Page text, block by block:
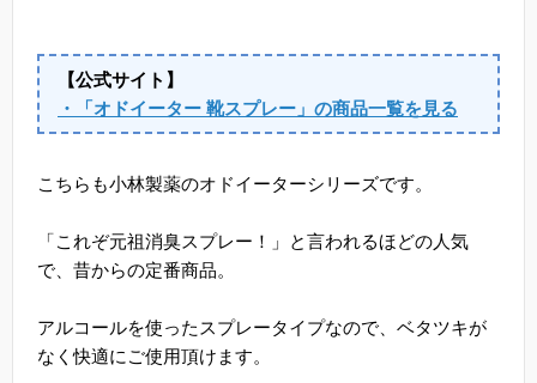
【公式サイト】
・「オドイーター 靴スプレー」の商品一覧を見る
こちらも小林製薬のオドイーターシリーズです。
「これぞ元祖消臭スプレー！」と言われるほどの人気
で、昔からの定番商品。
アルコールを使ったスプレータイプなので、ベタツキが
なく快適にご使用頂けます。